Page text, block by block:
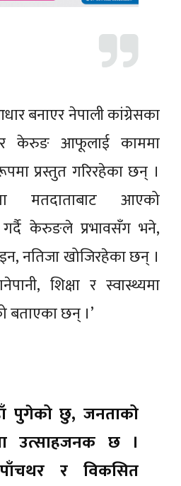
बनाएर नेपाली कांग्रेसका
केरुङ आफूलाई काममा
प्रस्तुत गरिरहेका छन् ।
मतदाताबाट आएको
गर्दै केरुङले प्रभावसँग भने,
नतिजा खोजिरहेका छन् ।
शिक्षा र स्वास्थ्यमा
बताएका छन् ।’
पुगेको छु, जनताको
उत्साहजनक छ ।
र विकसित